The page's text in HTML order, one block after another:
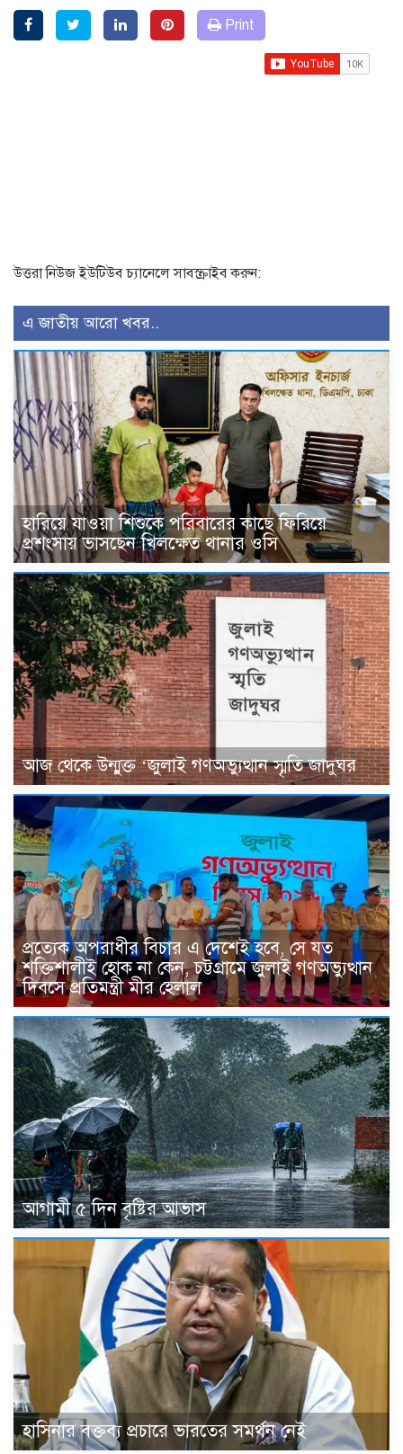
Print
উত্তরা নিউজ ইউটিউব চ্যানেলে সাবস্ক্রাইব করুন:
এ জাতীয় আরো খবর..
হারিয়ে যাওয়া শিশুকে পরিবারের কাছে ফিরিয়ে
প্রশংসায় ভাসছেন খিলক্ষেত থানার ওসি
আজ থেকে উন্মুক্ত ‘জুলাই গণঅভ্যুত্থান স্মৃতি জাদুঘর
প্রত্যেক অপরাধীর বিচার এ দেশেই হবে, সে যত
শক্তিশালীই হোক না কেন, চট্টগ্রামে জুলাই গণঅভ্যুত্থান
দিবসে প্রতিমন্ত্রী মীর হেলাল
আগামী ৫ দিন বৃষ্টির আভাস
হাসিনার বক্তব্য প্রচারে ভারতের সমর্থন নেই